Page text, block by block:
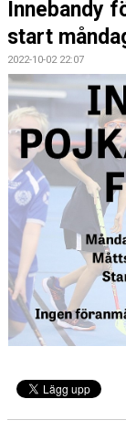
LÄNKAR
KALENDER
ÖVRIGT
FOTBOLLSSKOLA
ALVIKSCUPEN
Innebandy
start
2022-10-02 22:07